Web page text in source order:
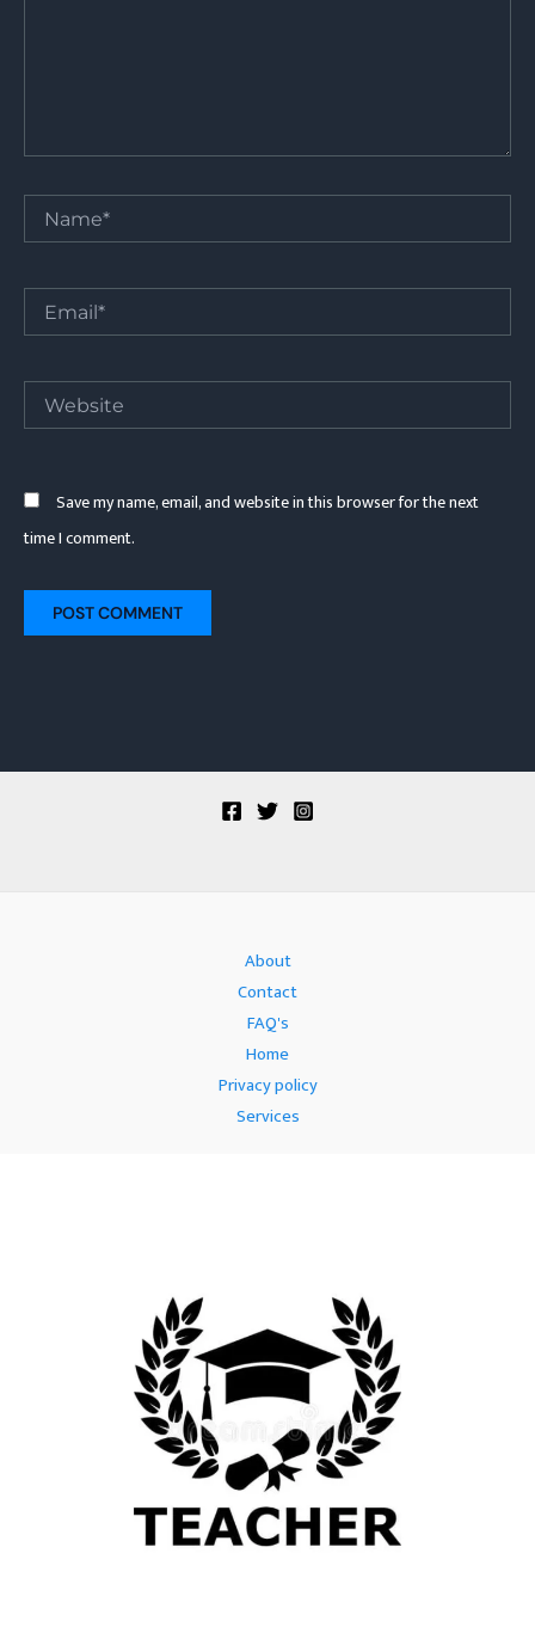
Name*
Email*
Website
Save my name, email, and website in this browser for the next
time I comment.
About
Contact
FAQ's
Home
Privacy policy
Services